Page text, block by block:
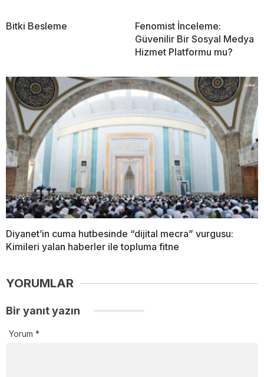
Bitki Besleme
Fenomist İnceleme:
Güvenilir Bir Sosyal Medya
Hizmet Platformu mu?
Diyanet’in cuma hutbesinde “dijital mecra” vurgusu:
Kimileri yalan haberler ile topluma fitne
YORUMLAR
Bir yanıt yazın
Yorum *